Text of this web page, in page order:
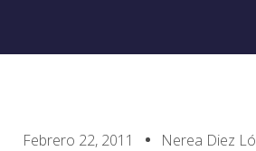
Febrero 22, 2011 Nerea Diez